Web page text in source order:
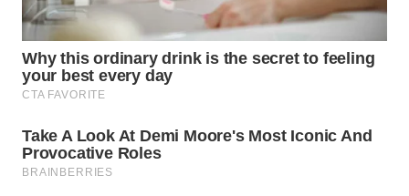
NATUNA
WN
BINTAN
WN
MANDALIKA